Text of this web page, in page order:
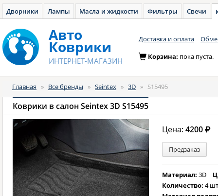
Дворники Лампы Масла и жидкости Фильтры Свечи
Авто
Коврики
ИНТЕРНЕТ-МАГАЗИН
Доставка и оплата
Корзина: пока пуста.
Главная » Все бренды » Seintex » 3D » S15495
Коврики в салон Seintex 3D S15495
Цена:4200
Предзаказ
Материал:3D
Количество:4